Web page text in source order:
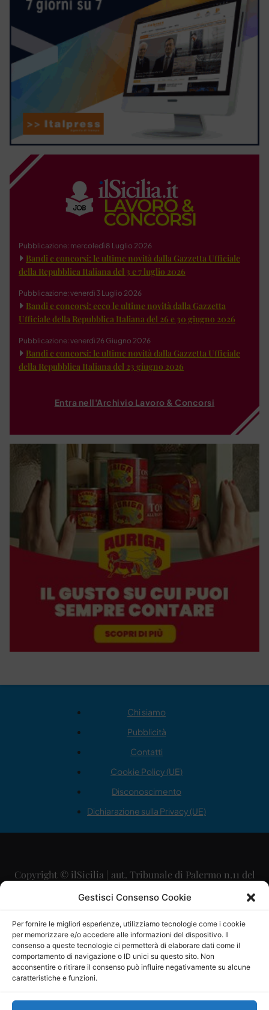
Gestisci Consenso Cookie
Per fornire le migliori esperienze, utilizziamo tecnologie come i cookie
per memorizzare e/o accedere alle informazioni del dispositivo. Il
consenso a queste tecnologie ci permetterà di elaborare dati come il
comportamento di navigazione o ID unici su questo sito. Non
acconsentire o ritirare il consenso può influire negativamente su alcune
caratteristiche e funzioni.
Pubblicazione: mercoledì 8 Luglio 2026
Bandi e concorsi: le ultime novità dalla Gazzetta Ufficiale
della Repubblica Italiana del 3 e 7 luglio 2026
Pubblicazione: venerdì 3 Luglio 2026
Bandi e concorsi: ecco le ultime novità dalla Gazzetta
Ufficiale della Repubblica Italiana del 26 e 30 giugno 2026
Pubblicazione: venerdì 26 Giugno 2026
Bandi e concorsi: le ultime novità dalla Gazzetta Ufficiale
della Repubblica Italiana del 23 giugno 2026
Entra nell'Archivio Lavoro & Concorsi
Chi siamo
Pubblicità
Contatti
Cookie Policy (UE)
Disconoscimento
Dichiarazione sulla Privacy (UE)
Copyright © ilSicilia | aut. Tribunale di Palermo n.11 del
29/09/2015
Direttore Editoriale: Maurizio Scaglione
Direttore Responsabile: Maria Calabrese